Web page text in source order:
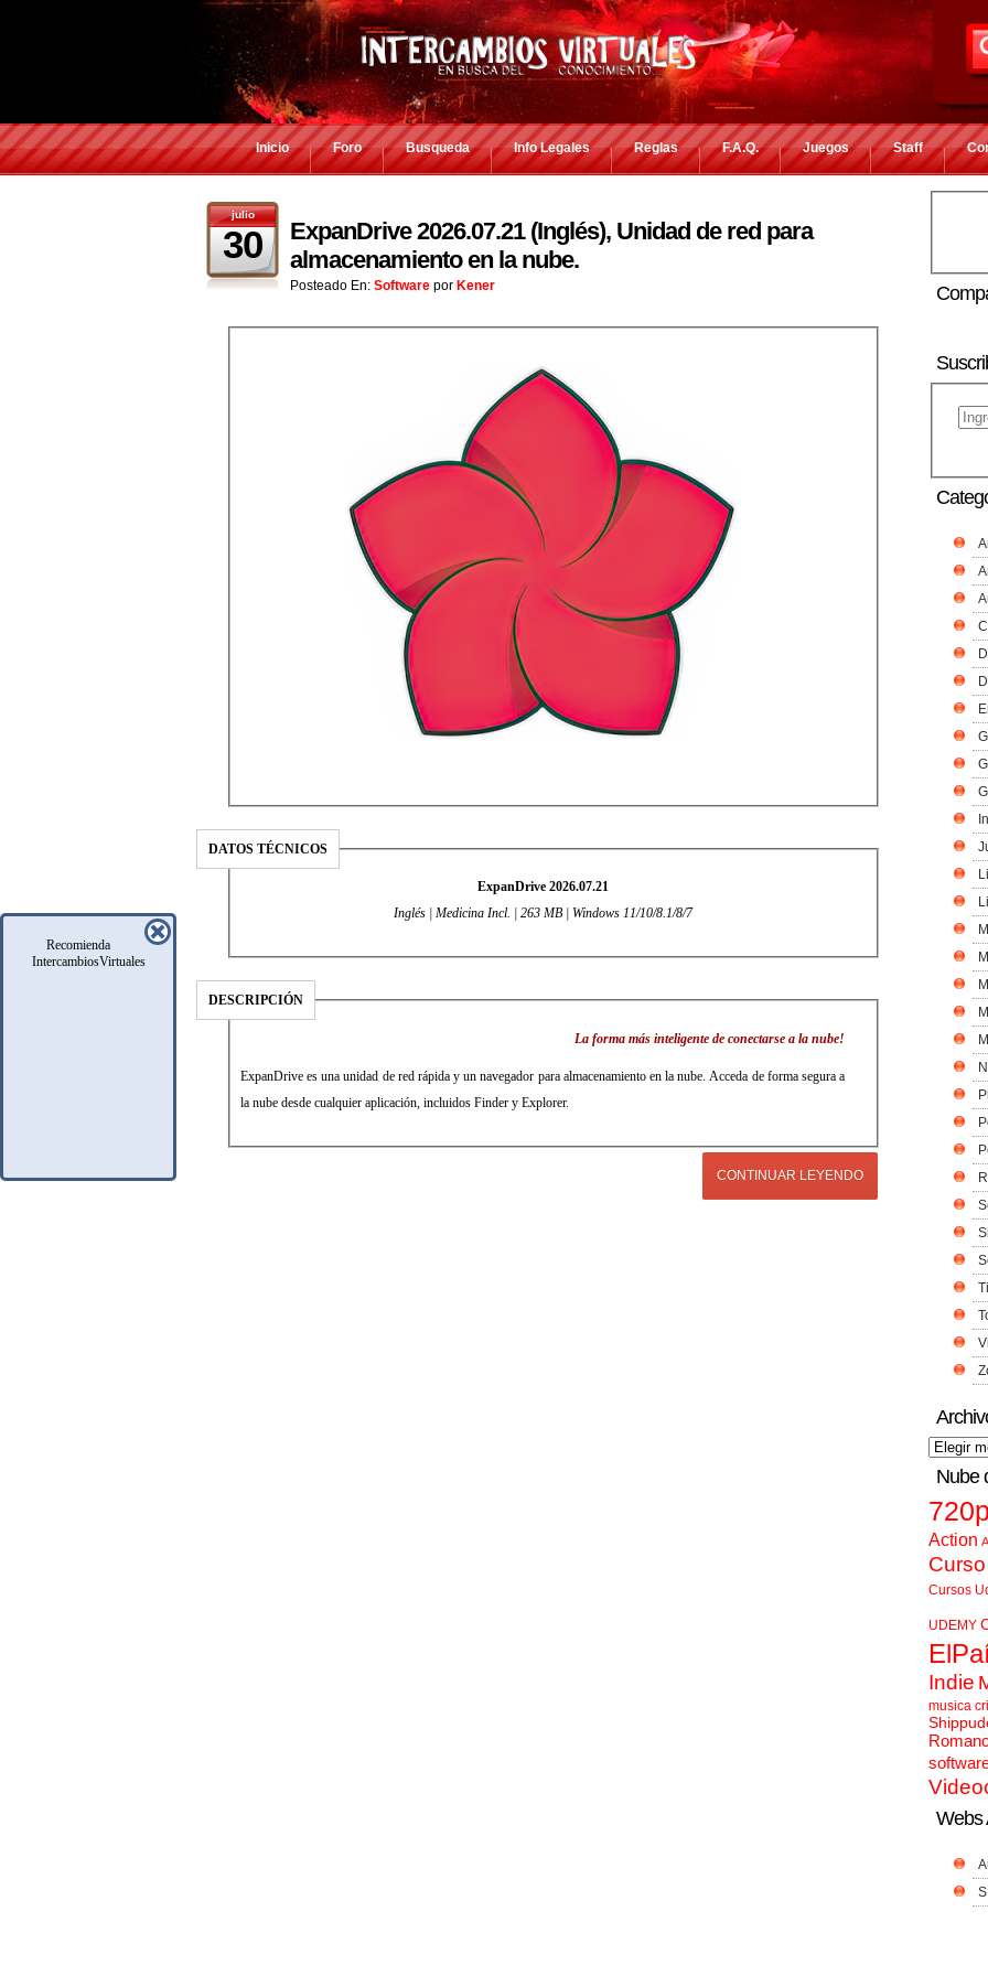
Recomienda
IntercambiosVirtuales
Inicio Foro Busqueda Info Legales Reglas F.A.Q. Juegos Staff
julio
30
ExpanDrive 2026.07.21 (Inglés), Unidad de red para
almacenamiento en la nube.
Posteado En: Software por Kener
DATOS TÉCNICOS
ExpanDrive 2026.07.21
Inglés | Medicina Incl. | 263 MB | Windows 11/10/8.1/8/7
DESCRIPCIÓN
La forma más inteligente de conectarse a la nube!
ExpanDrive es una unidad de red rápida y un navegador para almacenamiento en la nube. Acceda de forma segura a
la nube desde cualquier aplicación, incluidos Finder y Explorer.
CONTINUAR LEYENDO
Nube
Action
Cursos
UDEMY
Indie
musica
Webs